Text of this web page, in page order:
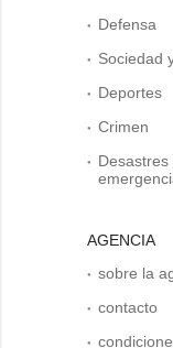
Defensa
Sociedad
Deportes
Crimen
Desastres
AGENCIA
sobre la
contacto